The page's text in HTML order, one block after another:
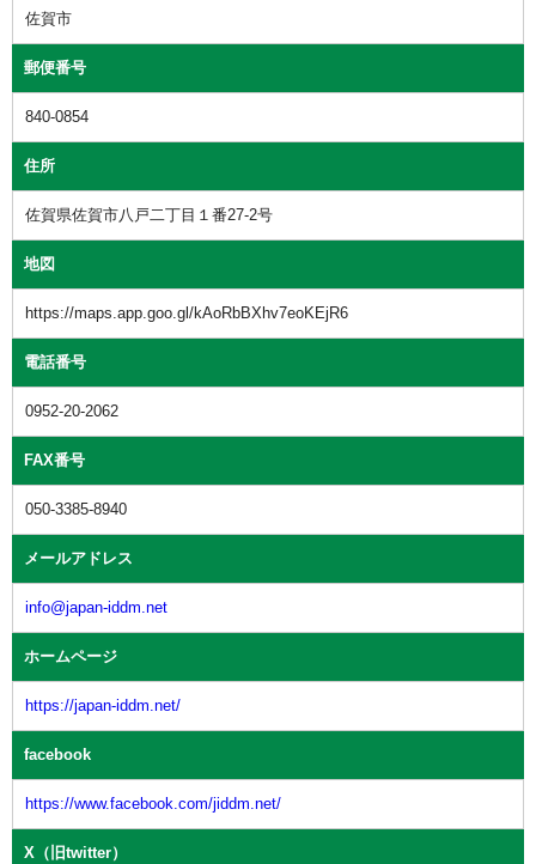
佐賀市
郵便番号
840-0854
住所
佐賀県佐賀市八戸二丁目１番27-2号
地図
https://maps.app.goo.gl/kAoRbBXhv7eoKEjR6
電話番号
0952-20-2062
FAX番号
050-3385-8940
メールアドレス
info@japan-iddm.net
ホームページ
https://japan-iddm.net/
facebook
https://www.facebook.com/jiddm.net/
X（旧twitter）